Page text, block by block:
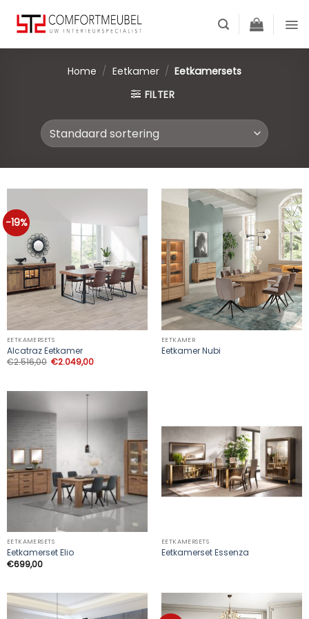
content
Home / Eetkamer / Eetkamersets
FILTER
-19%
EETKAMERSETS
Alcatraz Eetkamer
€2.516,00 Oorspronkelijke
prijs
€2.049,00Huidige
EETKAMER
Eetkamer Nubi
EETKAMERSETS
Eetkamerset Elio
€699,00
EETKAMERSETS
Eetkamerset Essenza